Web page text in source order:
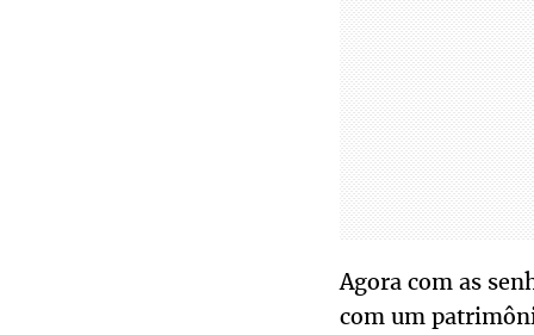
Agora com as
com um